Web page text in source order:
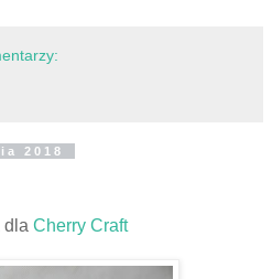
2018
dla Cherry Craft